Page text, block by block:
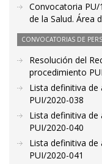
Convocatoria
de la Salud. Área
CONVOCATORIAS DE
Resolución del
procedimiento
Lista definitiva
PUI/2020-038
Lista definitiva
PUI/2020-040
Lista definitiva
PUI/2020-041